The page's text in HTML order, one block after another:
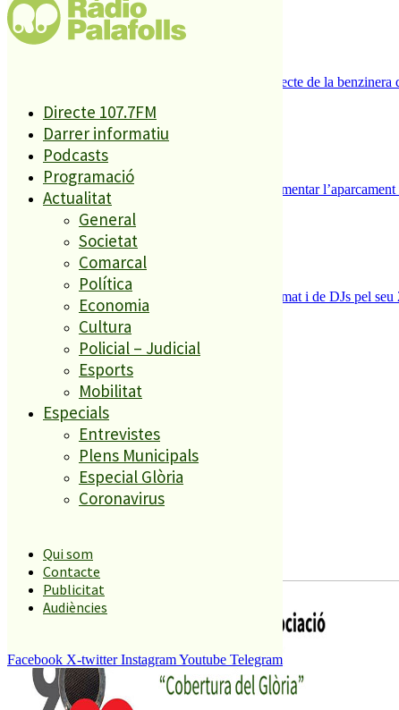
Directe 107.7FM
Darrer informatiu
Podcasts
Programació
Actualitat
General
Societat
Comarcal
Política
Economia
Cultura
Policial – Judicial
Esports
Mobilitat
Especials
Entrevistes
Plens Municipals
Especial Glòria
Coronavirus
Qui som
Contacte
Publicitat
Audiències
Facebook X-twitter InstagramYoutube Telegram
Es presenten 17 al·legacions contra el projecte de la benzinera
Malgrat de Mar inicia els tràmits per implementar
5
La Festa dels 80 de Palafolls canvia de format i de DJs pel seu
Àmbits geogràfics
Malgrat
Alt Maresme
Blanes
La Selva
Malgrat
La Selva